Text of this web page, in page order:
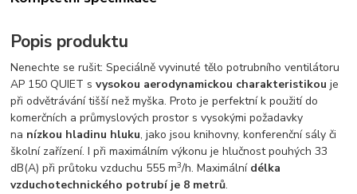
Popis produktu
Nenechte se rušit: Speciálně vyvinuté tělo potrubního ventilátoru
AP 150 QUIET svysokou aerodynamickou charakteristikou je
při odvětrávání tišší než myška. Proto je perfektní k použití do
komerčních a průmyslových prostor s vysokými požadavky
na nízkou hladinu hluku, jako jsou knihovny, konferenční sály či
školní zařízení. I při maximálním výkonu je hlučnost pouhých 33
dB(A) při průtoku vzduchu 555 m3/h. Maximální délka
vzduchotechnického potrubí je 8 metrů.